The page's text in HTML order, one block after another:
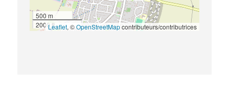
500 m
2000 ftLeaflet, ©OpenStreetMapcontributeurs/contributrices